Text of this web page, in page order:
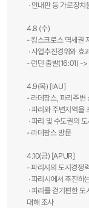
· 안내판 등 가로장치
4.8 (수)
- 킹스크로스 역세권
· 사업추진경위와 효
- 런던 출발(16:01) -
4.9(목) [IAU]
- 라데팡스, 파리주변
· 파리와 주변지역을
· 파리 및 수도권의
- 라데팡스 방문
4.10(금) [APUR]
- 파리시의 도시경쟁
· 파리시에서 추진하
· 파리를 걷기편한
대해 조사